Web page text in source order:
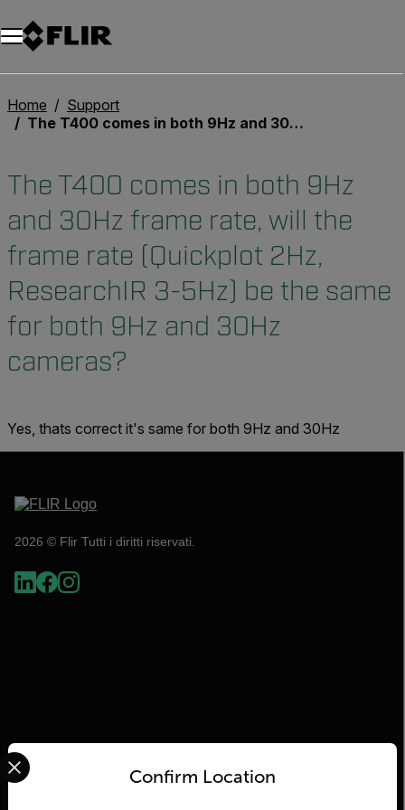
Unread messages
Modello
Rimuovi
articoli
articolo
Aggiungi al carrello
Aggiunto al carrello
Home
Support
The T400 comes in both 9Hz and 30Hz frame rate, will the frame rate (Quickplot 2Hz, ResearchIR 3-5Hz) be the same for both 9Hz and 30Hz cameras?
The T400 comes in both 9Hz
and 30Hz frame rate, will the
frame rate (Quickplot 2Hz,
ResearchIR 3-5Hz) be the same
for both 9Hz and 30Hz
cameras?
Yes, thats correct it's same for both 9Hz and 30Hz
2026 © Flir Tutti i diritti riservati.
Flir
Confirm Location
Select your preferred country and language from the